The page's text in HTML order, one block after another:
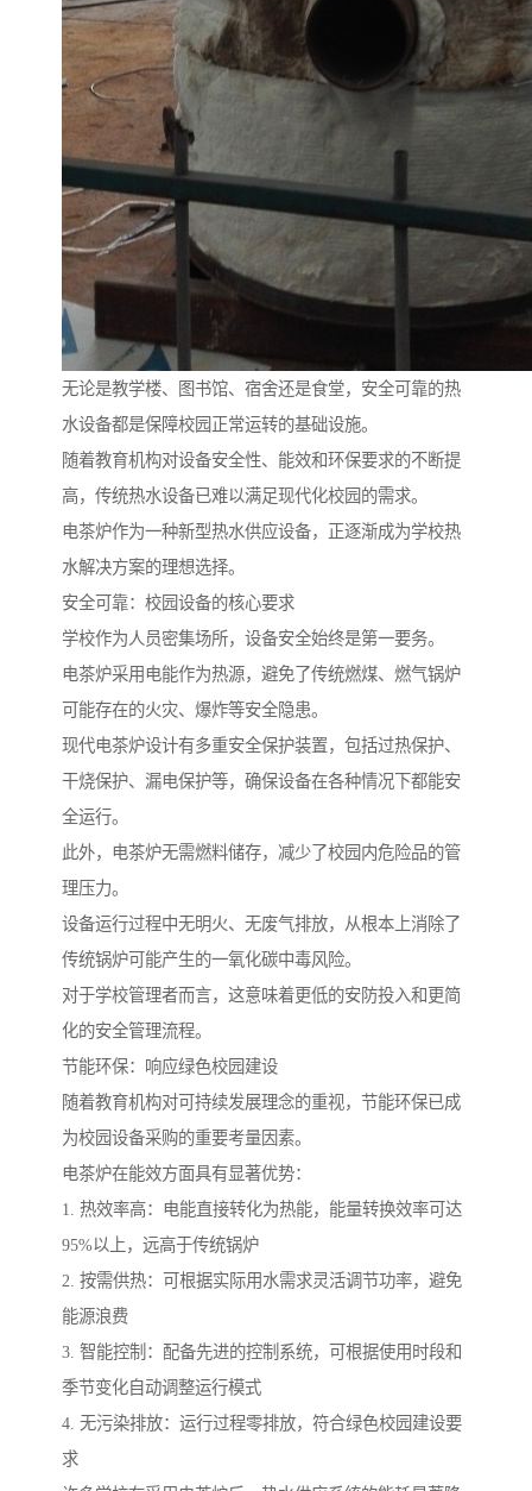
无论是教学楼、图书馆、宿舍还是食堂，安全可靠的热
水设备都是保障校园正常运转的基础设施。
随着教育机构对设备安全性、能效和环保要求的不断提
高，传统热水设备已难以满足现代化校园的需求。
电茶炉作为一种新型热水供应设备，正逐渐成为学校热
水解决方案的理想选择。
安全可靠：校园设备的核心要求
学校作为人员密集场所，设备安全始终是第一要务。
电茶炉采用电能作为热源，避免了传统燃煤、燃气锅炉
可能存在的火灾、爆炸等安全隐患。
现代电茶炉设计有多重安全保护装置，包括过热保护、
干烧保护、漏电保护等，确保设备在各种情况下都能安
全运行。
此外，电茶炉无需燃料储存，减少了校园内危险品的管
理压力。
设备运行过程中无明火、无废气排放，从根本上消除了
传统锅炉可能产生的一氧化碳中毒风险。
对于学校管理者而言，这意味着更低的安防投入和更简
化的安全管理流程。
节能环保：响应绿色校园建设
随着教育机构对可持续发展理念的重视，节能环保已成
为校园设备采购的重要考量因素。
电茶炉在能效方面具有显著优势：
1. 热效率高：电能直接转化为热能，能量转换效率可达
95%以上，远高于传统锅炉
2. 按需供热：可根据实际用水需求灵活调节功率，避免
能源浪费
3. 智能控制：配备先进的控制系统，可根据使用时段和
季节变化自动调整运行模式
4. 无污染排放：运行过程零排放，符合绿色校园建设要
求